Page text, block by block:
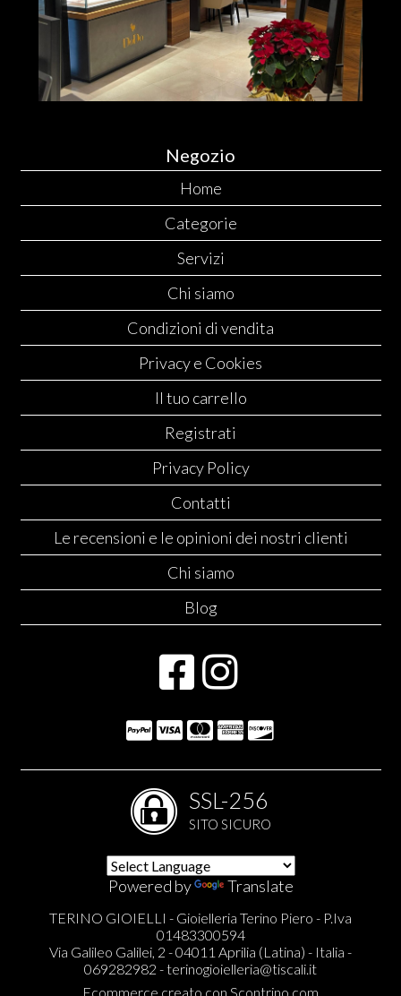
Negozio
Home
Categorie
Servizi
Chi siamo
Condizioni di vendita
Privacy e Cookies
Il tuo carrello
Registrati
Privacy Policy
Contatti
Le recensioni e le opinioni dei nostri clienti
Chi siamo
Blog
SSL-256
SITO SICURO
Powered by Translate
TERINO GIOIELLI - Gioielleria Terino Piero - P.Iva
01483300594
Via Galileo Galilei, 2 - 04011 Aprilia (Latina) - Italia -
069282982 -terinogioielleria@tiscali.it
Ecommerce creato con Scontrino.com